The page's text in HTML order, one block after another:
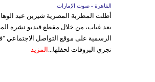
القاهرة - صوت الإمارات
أطلت المطربة المصرية شيرين عبد
بعد غياب، من خلال مقطع فيديو نشره
الرسمية على موقع التواصل
تجري البروفات لحفلها... المزيد